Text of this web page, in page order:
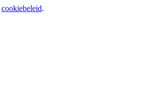
cookiebeleid.